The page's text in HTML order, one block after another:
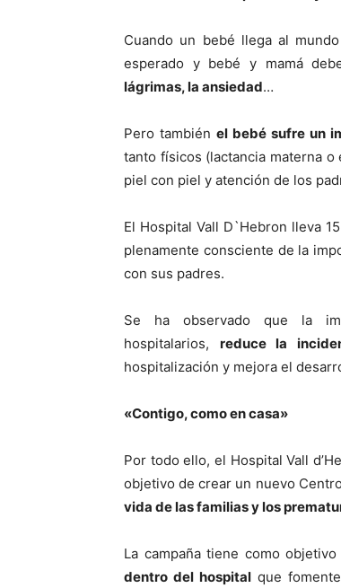
Cuando un bebé llega al
esperado y bebé y mamá
lágrimas, la ansiedad…
Pero también el bebé sufre un
tanto físicos (lactancia materna
piel con piel y atención de los
El Hospital Vall D`Hebron lleva
plenamente consciente de la
con sus padres.
Se ha observado que la
hospitalarios, reduce la
hospitalización y mejora el
«Contigo, como en casa»
Por todo ello, el Hospital Vall
objetivo de crear un nuevo
vida de las familias y los
La campaña tiene como
dentro del hospital que